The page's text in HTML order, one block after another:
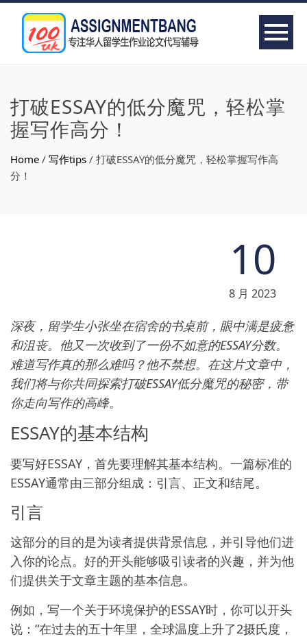
打破ESSAY的低分魔咒，轻松掌
握写作高分！
Home / 写作tips / 打破ESSAY的低分魔咒，轻松掌握写作高
分！
10
8 月 2023
深夜，留学生小张坐在宿舍的书桌前，眼中满是疲惫
和沮丧。他又一次收到了一份不如意的ESSAY分数。
难道写作真的那么难吗？他不禁想。在这片文章中，
我们将与你共同探索打破ESSAY低分魔咒的秘密，带
你走向写作的高峰。
ESSAY的基本结构
要写好ESSAY，首先要理解其基本结构。一篇标准的
ESSAY通常由三部分组成：引言、正文和结尾。
引言
这部分的目的是为读者提供背景信息，并引导他们进
入你的论点。好的开头能够吸引读者的兴趣，并为他
们提供关于文章主题的基本信息。
例如，写一个关于环境保护的ESSAY时，你可以开头
说：“在过去的五十年里，全球温度上升了2摄氏度，